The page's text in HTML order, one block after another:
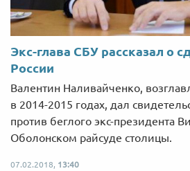
Экс-глава СБУ рассказал о
России
Валентин Наливайченко,
в 2014-2015 годах, дал
против беглого экс-президента
Оболонском райсуде столицы.
07.02.2018, 13:40